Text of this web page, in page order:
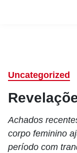
Uncategorized
Achados
corpo feminino
período com